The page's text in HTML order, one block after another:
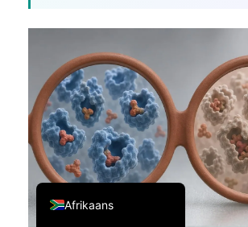
Afrikaans
English
Deutsch
العربية
Français
עִבְרִית